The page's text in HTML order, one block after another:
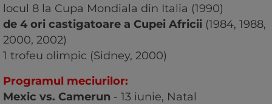
locul 8 la Cupa Mondiala din Italia (1990)
de 4 ori castigatoare a Cupei Africii (1984, 1988,
2000, 2002)
1 trofeu olimpic (Sidney, 2000)
Programul meciurilor:
Mexic vs. Camerun - 13 iunie, Natal